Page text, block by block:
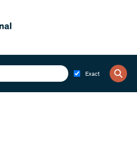
Exact